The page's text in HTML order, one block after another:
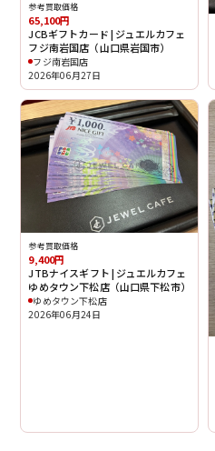
参考買取価格
65,100円
JCBギフトカード | ジュエルカフェ
フジ南岩国店（山口県岩国市）
フジ南岩国店
2026年06月27日
参考買取価格
9,400円
JTBナイスギフト | ジュエルカフェ
ゆめタウン下松店（山口県下松市）
ゆめタウン下松店
2026年06月24日